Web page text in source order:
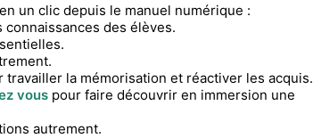
un clic depuis le manuel numérique :
connaissances des élèves.
la mémorisation et réactiver les acquis.
vous pour faire découvrir en immersion une
autrement.